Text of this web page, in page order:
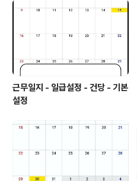
근무일지 - 일급설정 - 건당 - 기본
설정